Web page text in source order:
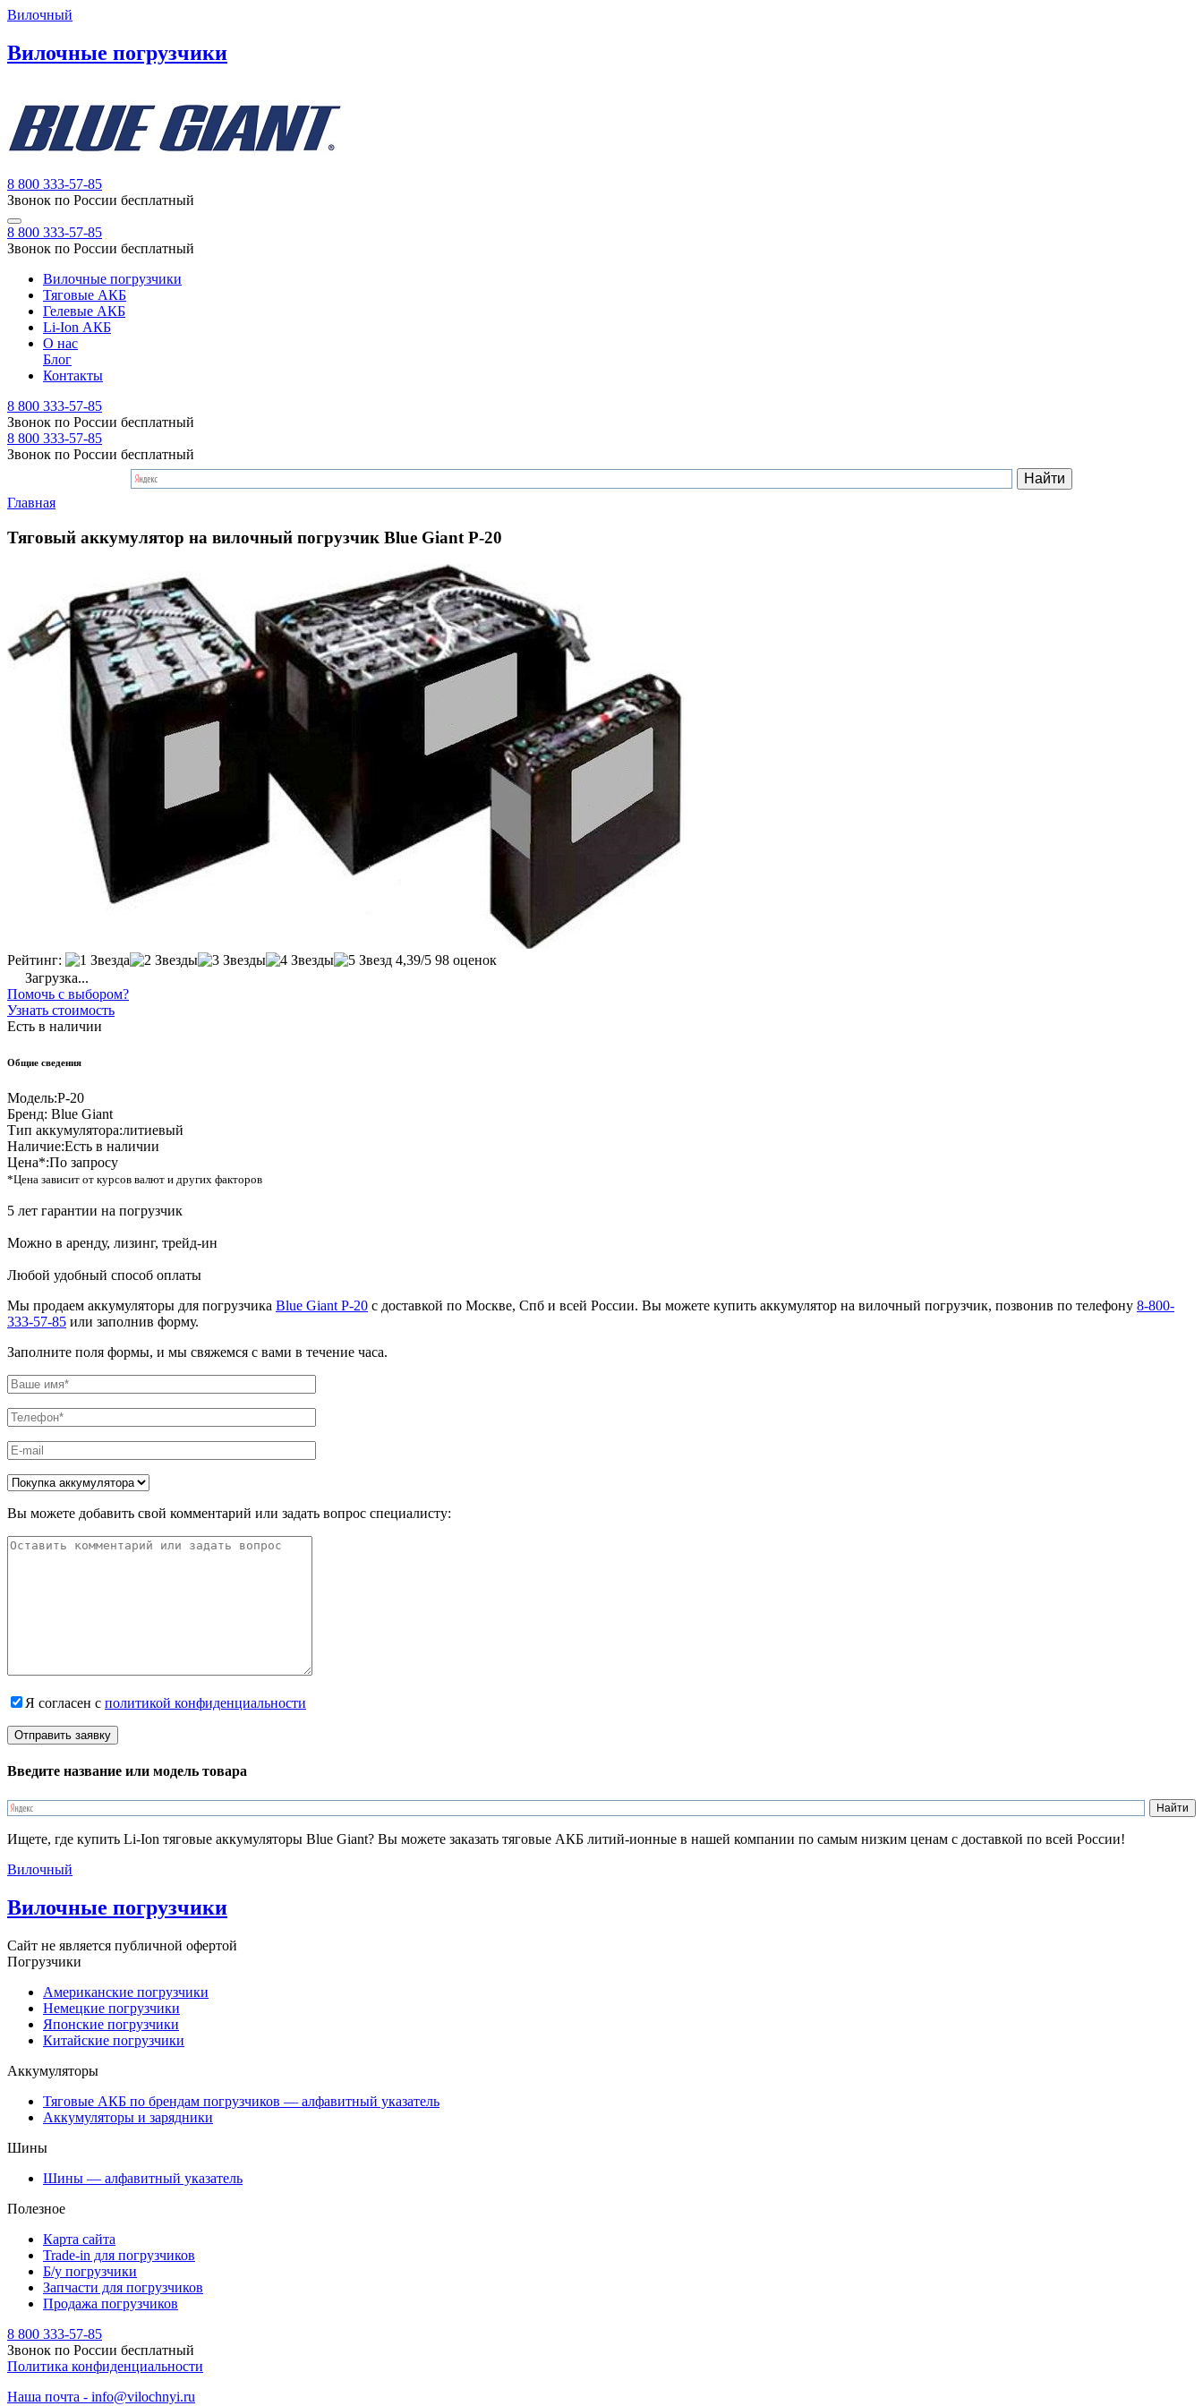
Вилочный
Вилочные погрузчики
8 800 333-57-85
Звонок по России бесплатный
8 800 333-57-85
Звонок по России бесплатный
Вилочные погрузчики
Тяговые АКБ
Гелевые АКБ
Li-Ion АКБ
О нас
Блог
Контакты
8 800 333-57-85
Звонок по России бесплатный
8 800 333-57-85
Звонок по России бесплатный
Главная
Тяговый аккумулятор на вилочный погрузчик Blue Giant P-20
Рейтинг: 4,39/5 98 оценок
Загрузка...
Помочь с выбором?
Узнать стоимость
Есть в наличии
Общие сведения
Модель:P-20
Бренд: Blue Giant
Тип аккумулятора:литиевый
Наличие:Есть в наличии
Цена*:По запросу
*Цена зависит от курсов валют и других факторов
5 лет гарантии на погрузчик
Можно в аренду, лизинг, трейд-ин
Любой удобный способ оплаты
Мы продаем аккумуляторы для погрузчика Blue Giant P-20 с доставкой по Москве, Спб и всей России. Вы можете купить аккумулятор на вилочный погрузчик, позвонив по телефону 8-800-
333-57-85 или заполнив форму.
Заполните поля формы, и мы свяжемся с вами в течение часа.
Вы можете добавить свой комментарий или задать вопрос специалисту:
Я согласен с политикой конфиденциальности
Введите название или модель товара
Ищете, где купить Li-Ion тяговые аккумуляторы Blue Giant? Вы можете заказать тяговые АКБ литий-ионные в нашей компании по самым низким ценам с доставкой по всей России!
Вилочный
Вилочные погрузчики
Сайт не является публичной офертой
Погрузчики
Американские погрузчики
Немецкие погрузчики
Японские погрузчики
Китайские погрузчики
Аккумуляторы
Тяговые АКБ по брендам погрузчиков — алфавитный указатель
Аккумуляторы и зарядники
Шины
Шины — алфавитный указатель
Полезное
Карта сайта
Trade-in для погрузчиков
Б/у погрузчики
Запчасти для погрузчиков
Продажа погрузчиков
8 800 333-57-85
Звонок по России бесплатный
Политика конфиденциальности
Наша почта - info@vilochnyi.ru